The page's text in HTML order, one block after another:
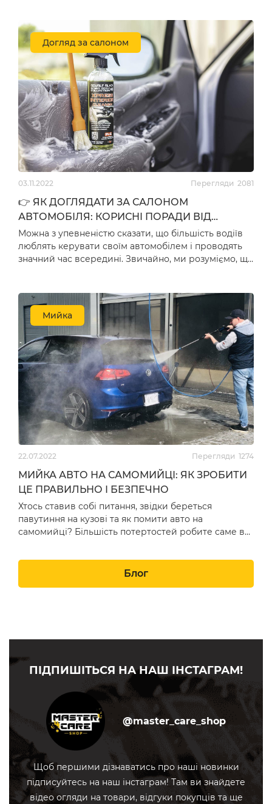
3,060 1,390грн
Антидощ з гнучким
аплікатором GLACO
QAD 120мл (04958)
залишити відгук
1,125грн
НОВИНКА
Активатор адгезії для
шкіри LeTech Leather
Primer Expert Line
залишити відгук
697грн
Догляд за салоном
03.11.2022 Перегляди 2081
👉 ЯК ДОГЛЯДАТИ ЗА САЛОНОМ
АВТОМОБІЛЯ: КОРИСНІ ПОРАДИ ВІД
MASTER CARES HOP
Можна з упевненістю сказати, що більшість водіїв
люблять керувати своїм автомобілем і проводять
значний час всередині. Звичайно, ми розуміємо, що
Мийка
22.07.2022 Перегляди 1274
МИЙКА АВТО НА САМОМИЙЦІ: ЯК ЗРОБИТИ
ЦЕ ПРАВИЛЬНО І БЕЗПЕЧНО
Хтось ставив собі питання, звідки береться
павутиння на кузові та як помити авто на
самомийці? Більшість потертостей робите саме ви,
Блог
ПІДПИШІТЬСЯ НА НАШ ІНСТАГРАМ!
@master_care_shop
Щоб першими дізнаватись про наші новинки
підписуйтесь на наш інстаграм! Там ви знайдете
відео огляди на товари, відгуки покупців та ще